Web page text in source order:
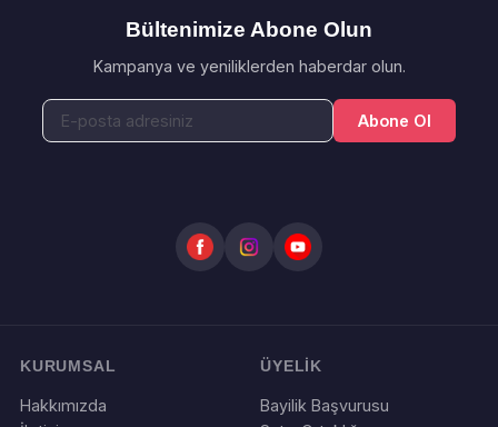
Bültenimize Abone Olun
Kampanya ve yeniliklerden haberdar olun.
Abone Ol
KURUMSAL
Hakkımızda
ÜYELİK
Bayilik Başvurusu